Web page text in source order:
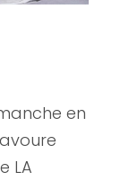
en
LA